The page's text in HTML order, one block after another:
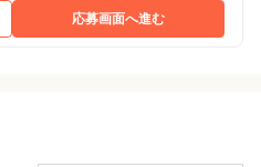
応募画面へ進む